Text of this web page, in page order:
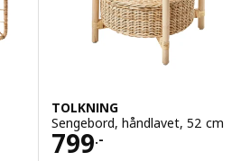
TOLKNING
Sengebord, håndlavet, 52 cm
799.-
Pris 799.-